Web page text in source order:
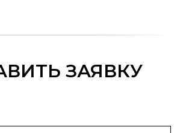
ЗАЯВКУ